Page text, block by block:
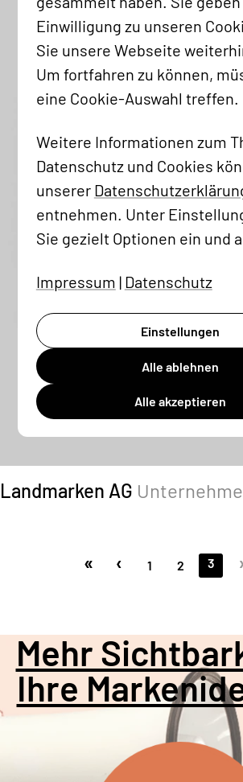
Landmarken AG
« ‹ 1 2 3 ›
Mehr
Ihre
Einwilligung zu unseren
Sie unsere Webseite
Um fortfahren zu können,
eine Cookie-Auswahl treffen.
Weitere Informationen zum
Datenschutz und Cookies
unserer
entnehmen. Unter
Sie gezielt Optionen ein und
Impressum | Datenschutz
Einstellungen
Alle ablehnen
Alle akzeptieren